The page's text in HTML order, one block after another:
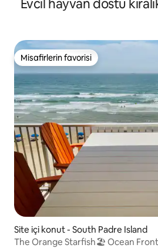
Evcil hayvan dostu
Misafirlerin favorisi
Misafirlerin favorisi
Site içi konut - South Padre Island
The Orange Starfish🏖 Ocean Front